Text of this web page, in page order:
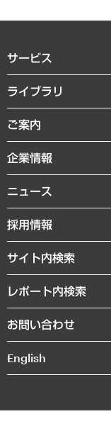
サービス
経営戦略
組織・人事戦略
デジタルイノベーション
共生・ダイバーシティ
GRC（ガバナンス・リス
経済・産業・雇用・労働
まちづくり・観光・交通・
自然資源・農林水産業・
ライブラリ
経済調査
レポート
コラム
経営用語集
受託・受注実績（官公庁関
メディア掲載・出演
ご案内
セミナー・イベント情報
MUFGビジネスセミナー
受託案件情報
企業情報
私たちの想い
社長メッセージ
会社概要
沿革
組織図・本部部室紹介
インドネシア現地法人
個人情報保護方針
ニュース
ニュースリリース
お知らせ
採用情報
サイト内検索
レポート内検索
お問い合わせ
English